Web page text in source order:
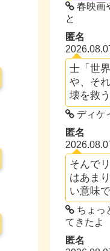
春映画
と
匿名
士「世
や、そ
壊を救
ディケ
匿名
そんで
はあま
い意味で
ちょっ
てきたよ
匿名